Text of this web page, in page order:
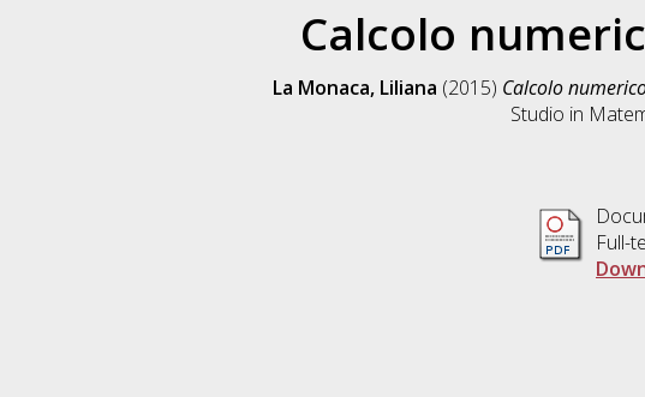
Calcolo
La Monaca, Liliana (2015) Calcolo
Studio in
Full-